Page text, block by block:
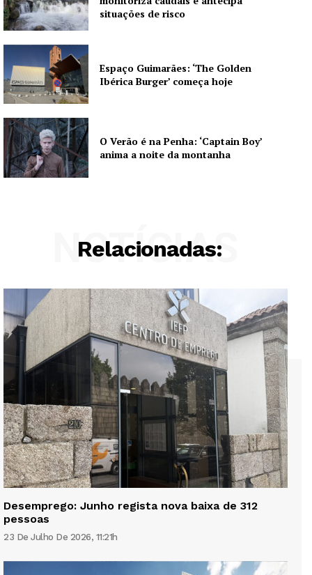
situações de risco
Espaço Guimarães: ‘The Golden
Ibérica Burger’ começa hoje
O Verão é na Penha: ‘Captain Boy’
anima a noite da montanha
Relacionadas:
NOTÍCIAS
Desemprego: Junho regista nova baixa de 312
pessoas
23 De Julho De 2026, 11:21h